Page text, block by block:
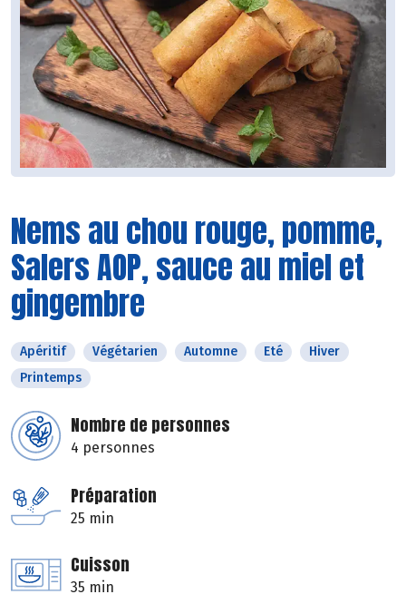
Nems au chou rouge, pomme,
Salers AOP, sauce au miel et
gingembre
Apéritif Végétarien Automne Eté
Hiver
Printemps
Nombre de personnes
4 personnes
Préparation
25 min
Cuisson
35 min